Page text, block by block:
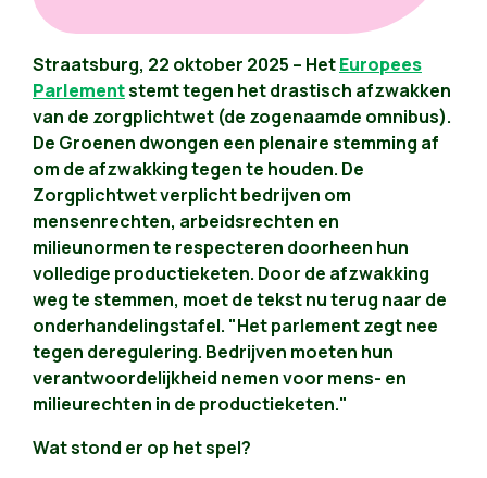
Straatsburg, 22 oktober 2025 – HetEuropees
Parlementstemt tegen het drastisch afzwakken
van de zorgplichtwet (de zogenaamde omnibus).
De Groenen dwongen een plenaire stemming af
om de afzwakking tegen te houden. De
Zorgplichtwet verplicht bedrijven om
mensenrechten, arbeidsrechten en
milieunormen te respecteren doorheen hun
volledige productieketen. Door de afzwakking
weg te stemmen, moet de tekst nu terug naar de
onderhandelingstafel. "Het parlement zegt nee
tegen deregulering. Bedrijven moeten hun
verantwoordelijkheid nemen voor mens- en
milieurechten in de productieketen."
Wat stond er op het spel?